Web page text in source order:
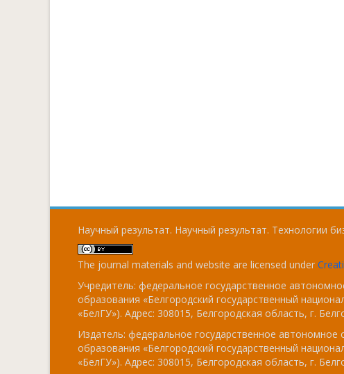
Научный результат. Научный результат. Технологии
The journal materials and website are licensed under
Учредитель: федеральное государственное
образования «Белгородский государственный
«БелГУ»). Адрес: 308015, Белгородская область, г.
Издатель: федеральное государственное
образования «Белгородский государственный
«БелГУ»). Адрес: 308015, Белгородская область, г.